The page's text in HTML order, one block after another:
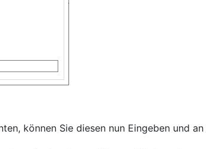
können Sie diesen nun Eingeben und